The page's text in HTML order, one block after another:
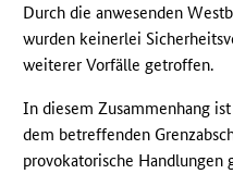
Durch die anwesenden
wurden keinerlei
weiterer Vorfälle getroffen.
In diesem Zusammenhang
dem betreffenden
provokatorische Handlungen